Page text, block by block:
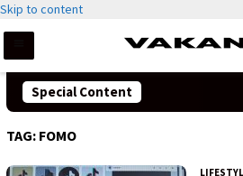
Skip to content
Special Content
TAG: FOMO